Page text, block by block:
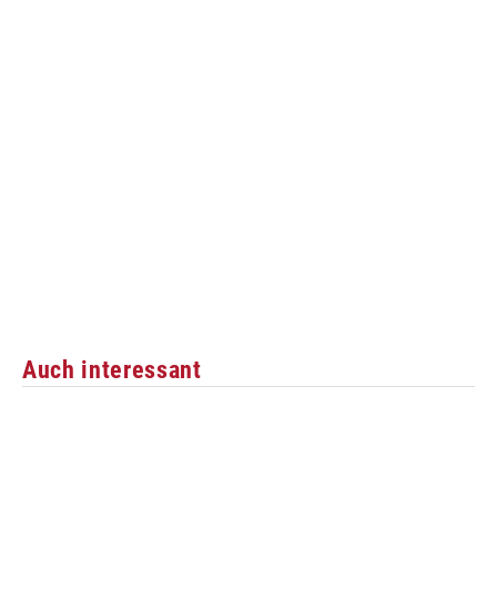
Auch interessant